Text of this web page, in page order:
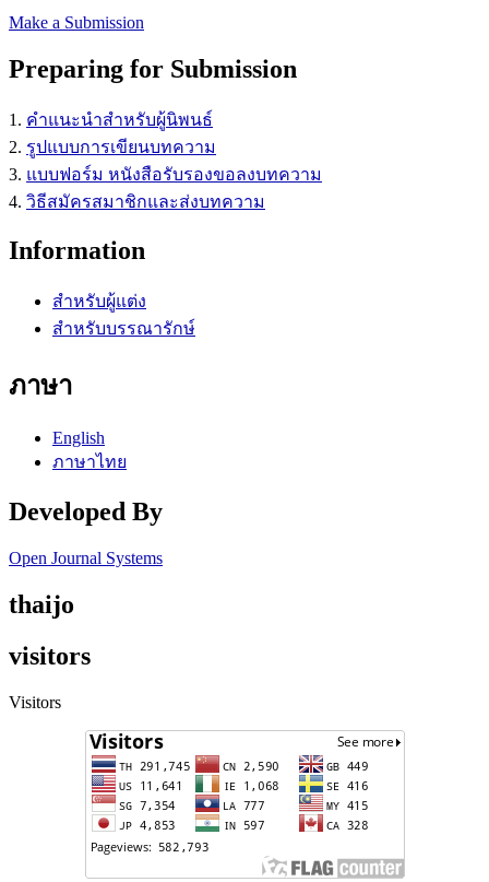
Make a Submission
Preparing for Submission
1. คำแนะนำสำหรับผู้นิพนธ์
2. รูปแบบการเขียนบทความ
3. แบบฟอร์ม หนังสือรับรองขอลงบทความ
4. วิธีสมัครสมาชิกและส่งบทความ
Information
สำหรับผู้แต่ง
สำหรับบรรณารักษ์
ภาษา
English
ภาษาไทย
Developed By
Open Journal Systems
thaijo
visitors
Visitors